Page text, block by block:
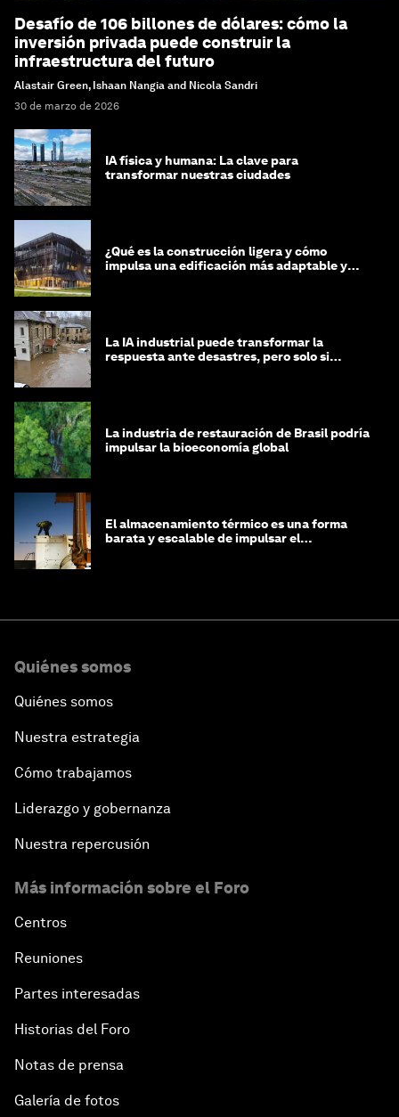
Desafío de 106 billones de dólares: cómo la
inversión privada puede construir la
infraestructura del futuro
Alastair Green, Ishaan Nangia and Nicola Sandri
30 de marzo de 2026
IA física y humana: La clave para
transformar nuestras ciudades
¿Qué es la construcción ligera y cómo
impulsa una edificación más adaptable y
La IA industrial puede transformar la
respuesta ante desastres, pero solo si
La industria de restauración de Brasil podría
impulsar la bioeconomía global
El almacenamiento térmico es una forma
barata y escalable de impulsar el
Quiénes somos
Quiénes somos
Nuestra estrategia
Cómo trabajamos
Liderazgo y gobernanza
Nuestra repercusión
Más información sobre el Foro
Centros
Reuniones
Partes interesadas
Historias del Foro
Notas de prensa
Galería de fotos